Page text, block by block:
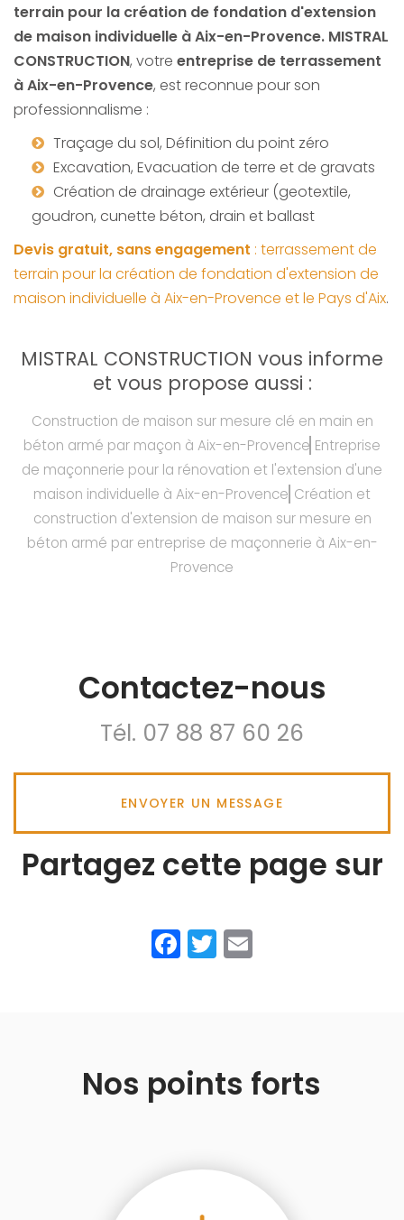
terrain pour la création de fondation d'extension
de maison individuelle à Aix-en-Provence. MISTRAL
CONSTRUCTION, votre entreprise de terrassement
àAix-en-Provence, est reconnue pour son
professionnalisme :
Traçage du sol, Définition du point zéro
Excavation, Evacuation de terre et de gravats
Création de drainage extérieur (geotextile,
goudron, cunette béton, drain et ballast
Devis gratuit, sans engagement : terrassement de
terrain pour la création de fondation d'extension de
maison individuelle à Aix-en-Provence et le Pays d'Aix.
MISTRAL CONSTRUCTION vous informe
et vous propose aussi :
Construction de maison sur mesure clé en main en
béton armé par maçon à Aix-en-Provence Entreprise
de maçonnerie pour la rénovation et l'extension d'une
maison individuelle à Aix-en-Provence Création et
construction d'extension de maison sur mesure en
béton armé par entreprise de maçonnerie à Aix-en-
Provence
Contactez-nous
Tél. 07 88 87 60 26
ENVOYER UN MESSAGE
Partagez cette page sur
Facebook
Twitter
Nos points forts